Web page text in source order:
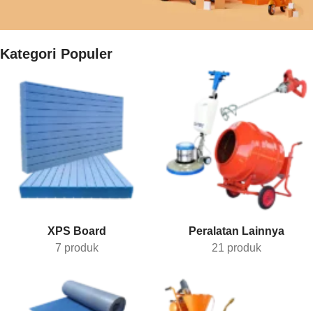
Gratis Ongkir
Belanja5 JUTA
kirim sejabotabek
Kategori Populer
XPS Board
7 produk
Peralatan Lainnya
21 produk